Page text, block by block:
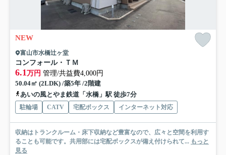
NEW
富山市水橋辻ヶ堂
コンフォール・ＴＭ
6.1万円 管理/共益費4,000円
50.04㎡ (2LDK) /築5年 /2階建
あいの風とやま鉄道「水橋」駅 徒歩7分
駐輪場 CATV 宅配ボックス インターネット対応
収納はトランクルーム・床下収納など豊富なので、広々と空間を利用す
ることも可能です。共用部には宅配ボックスが備え付けられて... もっと
見る